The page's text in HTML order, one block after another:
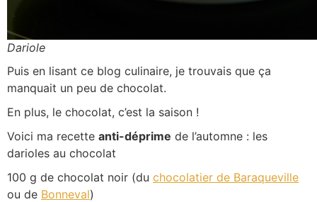
Dariole
Puis en lisant ce blog culinaire, je trouvais que ça
manquait un peu de chocolat.
En plus, le chocolat, c’est la saison !
Voici ma recette anti-déprime de l’automne : les
darioles au chocolat
100 g de chocolat noir (du chocolatier de Baraqueville
ou de Bonneval)